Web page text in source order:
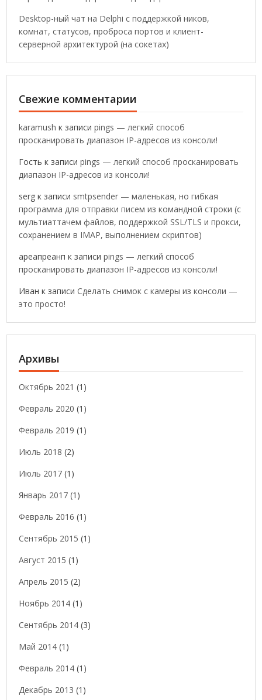
Desktop-ный чат на Delphi с поддержкой ников,
комнат, статусов, проброса портов и клиент-
серверной архитектурой (на сокетах)
Свежие комментарии
karamush к записиpings — легкий способ
просканировать диапазон IP-адресов из консоли!
Гость к записиpings — легкий способ просканировать
диапазон IP-адресов из консоли!
serg к записи smtpsender — маленькая, но гибкая
программа для отправки писем из командной строки (с
мультиаттачем файлов, поддержкой SSL/TLS и прокси,
сохранением в IMAP, выполнением скриптов)
ареапреанп к записиpings — легкий способ
просканировать диапазон IP-адресов из консоли!
Иван к записиСделать снимок с камеры из консоли —
это просто!
Архивы
Октябрь 2021 (1)
Февраль 2020 (1)
Февраль 2019 (1)
Июль 2018 (2)
Июль 2017 (1)
Январь 2017 (1)
Февраль 2016 (1)
Сентябрь 2015 (1)
Август 2015 (1)
Апрель 2015 (2)
Ноябрь 2014 (1)
Сентябрь 2014 (3)
Май 2014 (1)
Февраль 2014 (1)
Декабрь 2013 (1)